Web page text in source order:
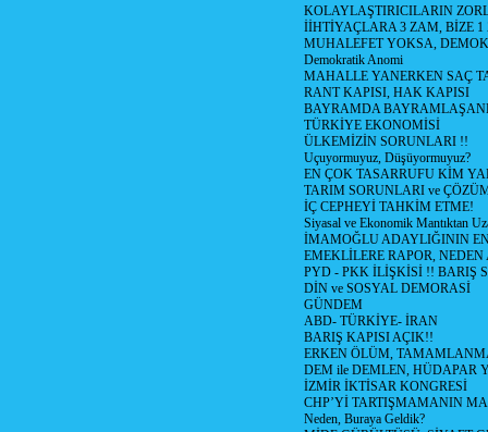
KOLAYLAŞTIRICILARIN
İİHTİYAÇLARA 3 ZAM, BİZE
MUHALEFET YOKSA,
Demokratik Anomi
MAHALLE YANERKEN SAÇ
RANT KAPISI, HAK KAPISI
BAYRAMDA
TÜRKİYE EKONOMİSİ
ÜLKEMİZİN SORUNLARI !!
Uçuyormuyuz, Düşüyormuyuz?
EN ÇOK TASARRUFU KİM
TARIM SORUNLARI ve
İÇ CEPHEYİ TAHKİM ETME!
Siyasal ve Ekonomik Mantıktan
İMAMOĞLU ADAYLIĞININ
EMEKLİLERE RAPOR,
PYD - PKK İLİŞKİSİ !! BARIŞ
DİN ve SOSYAL DEMORASİ
GÜNDEM
ABD- TÜRKİYE- İRAN
BARIŞ KAPISI AÇIK!!
ERKEN ÖLÜM,
DEM ile DEMLEN, HÜDAPAR
İZMİR İKTİSAR KONGRESİ
CHP’Yİ TARTIŞMAMANIN
Neden, Buraya Geldik?